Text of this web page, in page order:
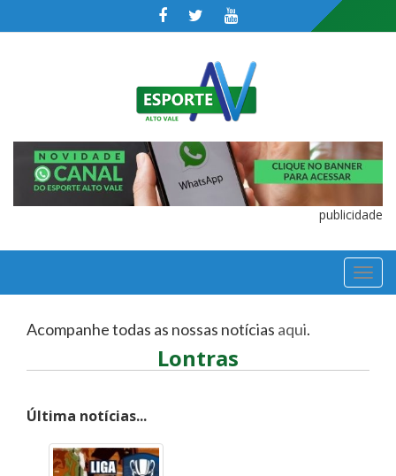
publicidade
Acompanhe todas as nossas notícias aqui.
Lontras
Última notícias...